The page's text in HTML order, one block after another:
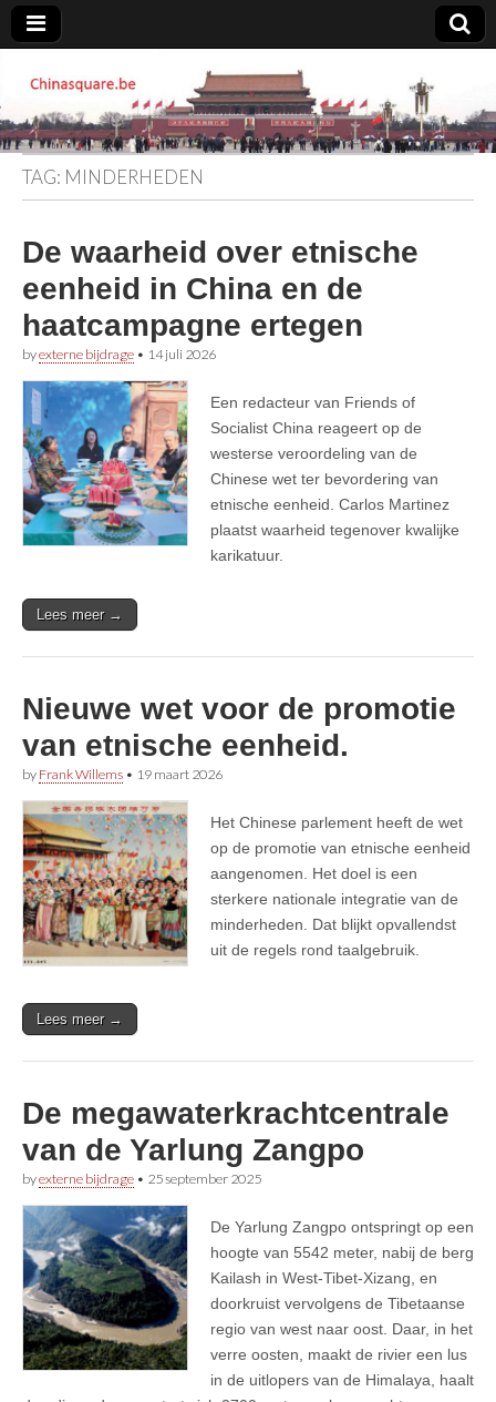
Chinasquare.be
TAG: MINDERHEDEN
De waarheid over etnische
eenheid in China en de
haatcampagne ertegen
byexterne bijdrage • 14 juli 2026
Een redacteur van Friends of
Socialist China reageert op de
westerse veroordeling van de
Chinese wet ter bevordering van
etnische eenheid. Carlos Martinez
plaatst waarheid tegenover kwalijke
karikatuur.
Lees meer →
Nieuwe wet voor de promotie
van etnische eenheid.
by Frank Willems • 19 maart 2026
Het Chinese parlement heeft de wet
op de promotie van etnische eenheid
aangenomen. Het doel is een
sterkere nationale integratie van de
minderheden. Dat blijkt opvallendst
uit de regels rond taalgebruik.
Lees meer →
De megawaterkrachtcentrale
van de Yarlung Zangpo
byexterne bijdrage • 25 september 2025
De Yarlung Zangpo ontspringt op een
hoogte van 5542 meter, nabij de berg
Kailash in West-Tibet-Xizang, en
doorkruist vervolgens de Tibetaanse
regio van west naar oost. Daar, in het
verre oosten, maakt de rivier een lus
in de uitlopers van de Himalaya, haalt